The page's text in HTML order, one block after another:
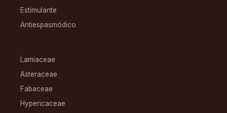
Estimulante
Antiespasmódico
Lamiaceae
Asteraceae
Fabaceae
Hypericaceae